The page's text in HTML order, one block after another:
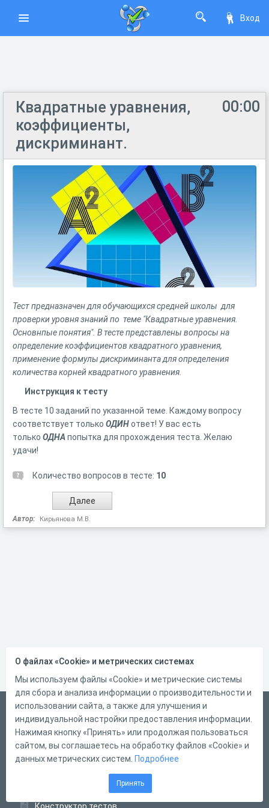
Вход
00:00
Квадратные уравнения,
коэффициенты,
дискриминант.
Тест предназначен для обучающихся средней школы для
проверки уровня знаний по теме "Квадратные уравнения.
Основнпые понятия". В тесте представлены вопросы на
определение коэффициентов квадратного уравнения,
применение формулы дискриминанта для определения
количества корней квадратного уравнения.
Инструкция к тесту
В тесте 10 заданий по указанной теме. Каждому вопросу
соответствует только ОДИНответ! У вас есть
только ОДНА попытка для прохождения теста. Желаю
удачи!
Количество вопросов в тесте: 10
Автор: Кирьянова М.В.
Русский
Справка
Форма обратной связи
О файлах «Cookie» и метрических системах
Мы используем файлы «Cookie» и метрические системы
для сбора и анализа информации о производительности и
использовании сайта, а также для улучшения и
индивидуальной настройки предоставления информации.
Нажимая кнопку «Принять» или продолжая пользоваться
сайтом, вы соглашаетесь на обработку файлов «Cookie» и
данных метрических систем. Подробнее
Принять